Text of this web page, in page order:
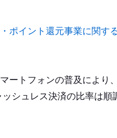
ポイント還元事業に関す
ートフォンの普及により
シュレス決済の比率は